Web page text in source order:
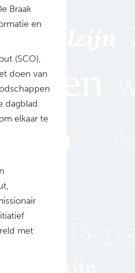
Braak
en
(SCO),
doen van
dagblad
elkaar te
met